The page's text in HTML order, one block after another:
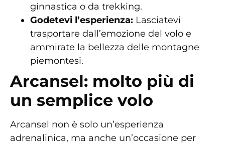
ginnastica o da trekking.
Godetevi l’esperienza: Lasciatevi
trasportare dall’emozione del volo e
ammirate la bellezza delle montagne
piemontesi.
Arcansel: molto più di
un semplice volo
Arcansel non è solo un’esperienza
adrenalinica, ma anche un’occasione per